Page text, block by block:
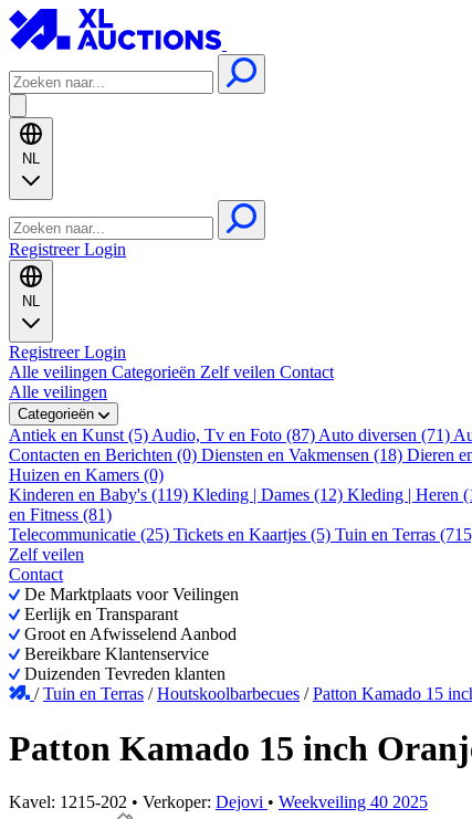
NL
RegistreerLogin
NL
RegistreerLogin
Alle veilingen Categorieën Zelf veilen Contact
Alle veilingen
Categorieën
Antiek en Kunst (5) Audio, Tv en Foto (87) Auto diversen (71)
Contacten en Berichten (0) Diensten en Vakmensen (18) Dieren
Huizen en Kamers (0)
Kinderen en Baby's (119) Kleding | Dames (12) Kleding | Heren
en Fitness (81)
Telecommunicatie (25) Tickets en Kaartjes (5) Tuin en Terras
Zelf veilen
Contact
De Marktplaats voor Veilingen
Eerlijk en Transparant
Groot en Afwisselend Aanbod
Bereikbare Klantenservice
Duizenden Tevreden klanten
/Tuin en Terras /Houtskoolbarbecues /Patton Kamado 15
Patton Kamado 15 inch
Kavel: 1215-202 • Verkoper: Dejovi • Weekveiling 40 2025